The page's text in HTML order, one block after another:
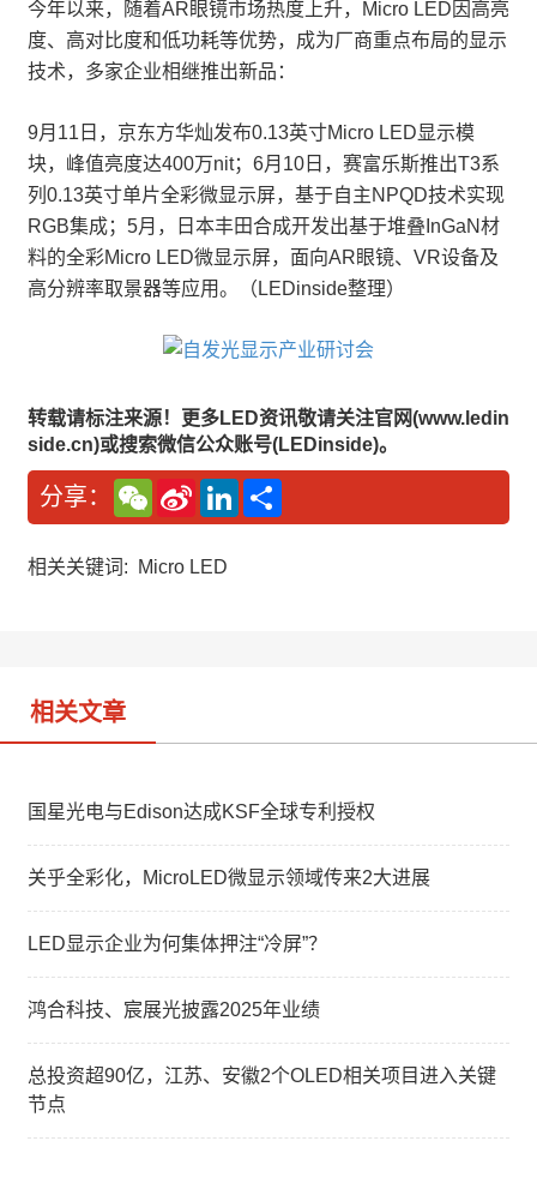
今年以来，随着AR眼镜市场热度上升，Micro LED因高亮
度、高对比度和低功耗等优势，成为厂商重点布局的显示
技术，多家企业相继推出新品：
9月11日，京东方华灿发布0.13英寸Micro LED显示模
块，峰值亮度达400万nit；6月10日，赛富乐斯推出T3系
列0.13英寸单片全彩微显示屏，基于自主NPQD技术实现
RGB集成；5月，日本丰田合成开发出基于堆叠InGaN材
料的全彩Micro LED微显示屏，面向AR眼镜、VR设备及
高分辨率取景器等应用。（LEDinside整理）
转载请标注来源！更多LED资讯敬请关注官网(www.ledin
side.cn)或搜索微信公众账号(LEDinside)。
分享：
W
e
C
a
S
n
W
L
n
相关关键词: Micro LED
相关文章
国星光电与Edison达成KSF全球专利授权
关乎全彩化，MicroLED微显示领域传来2大进展
LED显示企业为何集体押注“冷屏”？
鸿合科技、宸展光披露2025年业绩
总投资超90亿，江苏、安徽2个OLED相关项目进入关键
节点